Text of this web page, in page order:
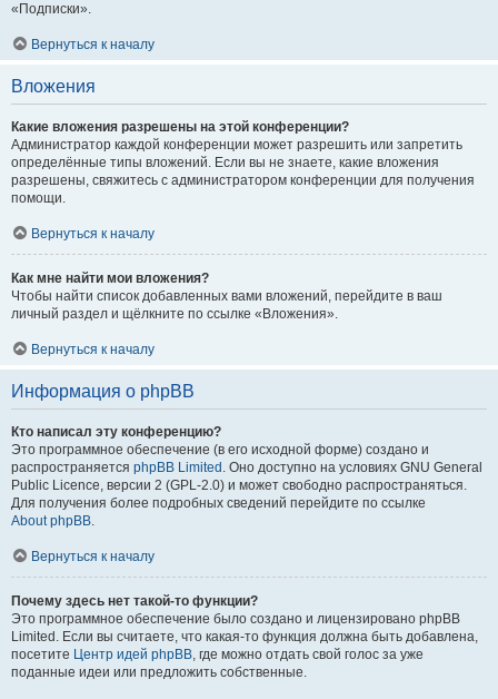
«Подписки».
Вернуться к началу
Вложения
Какие вложения разрешены на этой конференции?
Администратор каждой конференции может разрешить или запретить
определённые типы вложений. Если вы не знаете, какие вложения
разрешены, свяжитесь с администратором конференции для получения
помощи.
Вернуться к началу
Как мне найти мои вложения?
Чтобы найти список добавленных вами вложений, перейдите в ваш
личный раздел и щёлкните по ссылке «Вложения».
Вернуться к началу
Информация о phpBB
Кто написал эту конференцию?
Это программное обеспечение (в его исходной форме) создано и
распространяется phpBB Limited . Оно доступно на условиях GNU General
Public Licence, версии 2 (GPL-2.0) и может свободно распространяться.
Для получения более подробных сведений перейдите по ссылке
About phpBB.
Вернуться к началу
Почему здесь нет такой-то функции?
Это программное обеспечение было создано и лицензировано phpBB
Limited. Если вы считаете, что какая-то функция должна быть добавлена,
посетите Центр идей phpBB, где можно отдать свой голос за уже
поданные идеи или предложить собственные.